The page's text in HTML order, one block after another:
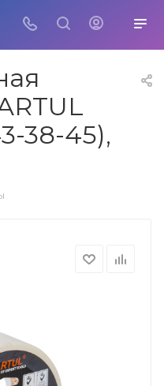
38-45),